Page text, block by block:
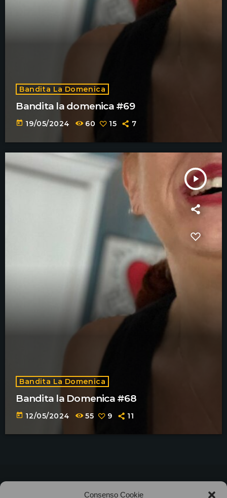
Consenso Cookie
Bandita La Domenica
Bandita la domenica #69
today 19/05/2024 60 15 7
play_arrow
Bandita La Domenica
Bandita la Domenica #68
today 12/05/2024 55 9 11
Associazione Bandito • CF 97882400019 •